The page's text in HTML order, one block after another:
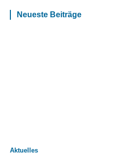
Neueste Beiträge
Aktuelles